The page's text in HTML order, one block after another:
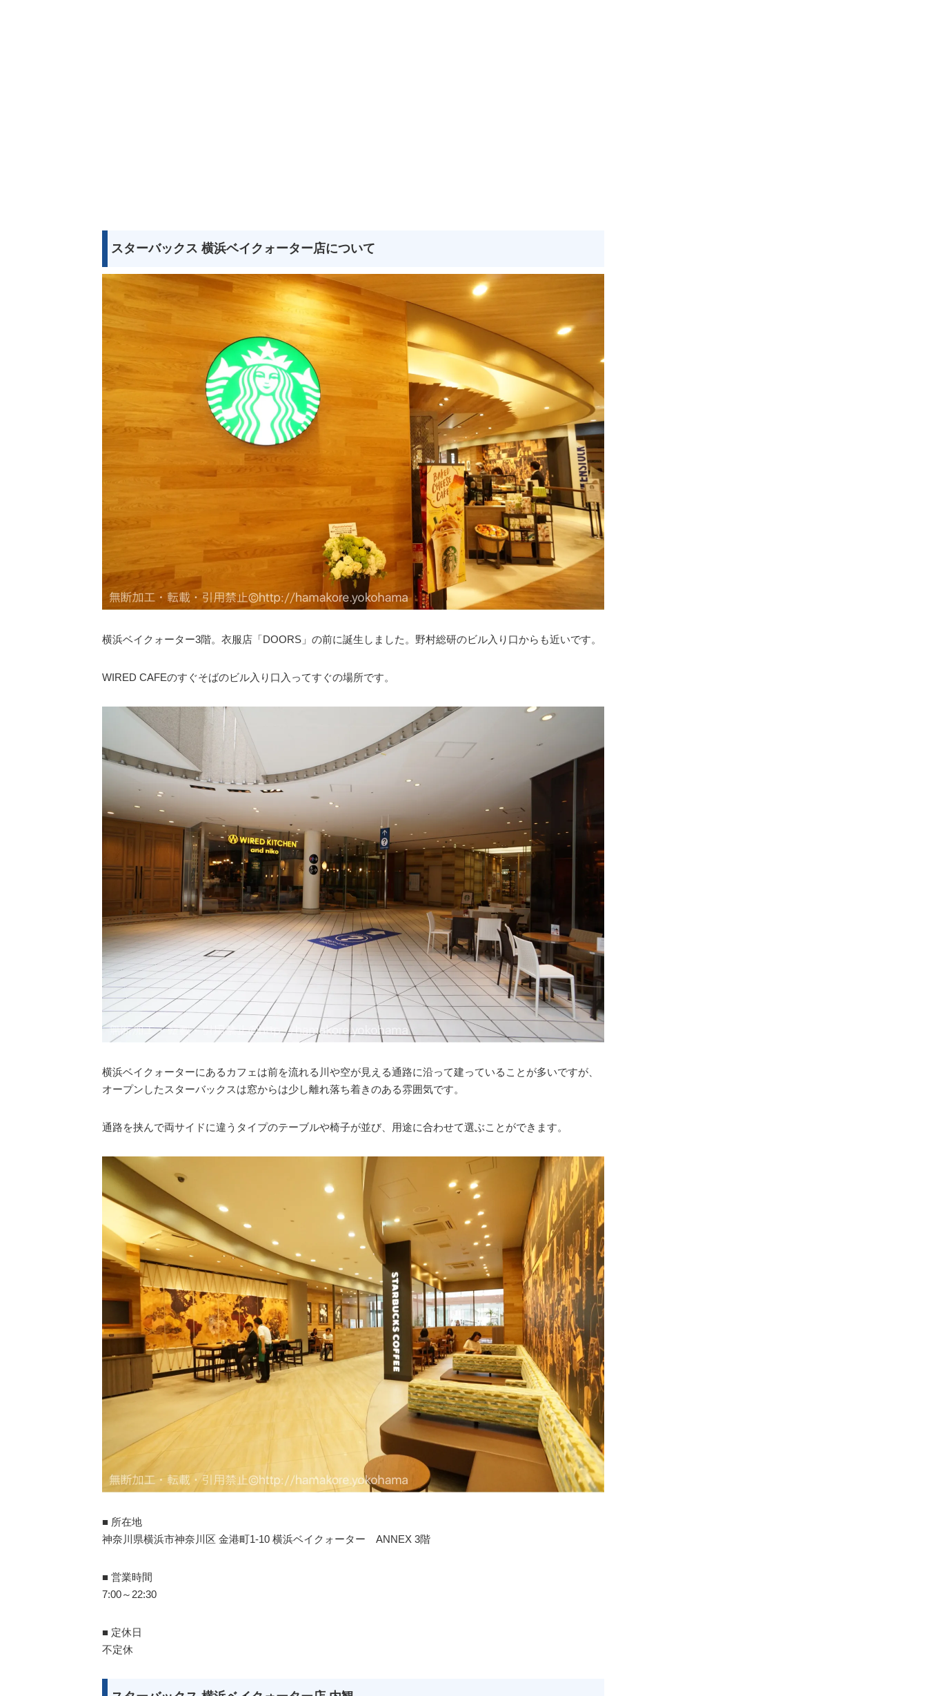
スターバックス 横浜ベイクォーター店について
横浜ベイクォーター3階。衣服店「DOORS」の前に誕生しました。野村総研のビル入り口からも近いです。
WIRED CAFEのすぐそばのビル入り口入ってすぐの場所です。
横浜ベイクォーターにあるカフェは前を流れる川や空が見える通路に沿って建っていることが多いですが、
オープンしたスターバックスは窓からは少し離れ落ち着きのある雰囲気です。
通路を挟んで両サイドに違うタイプのテーブルや椅子が並び、用途に合わせて選ぶことができます。
■ 所在地
神奈川県横浜市神奈川区 金港町1-10 横浜ベイクォーター ANNEX 3階
■ 営業時間
7:00～22:30
■ 定休日
不定休